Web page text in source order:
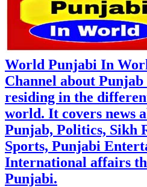
World Punjabi In
Channel about
residing in the
world. It covers news
Punjab, Politics, Sikh
Sports, Punjabi
International affairs
Punjabi.